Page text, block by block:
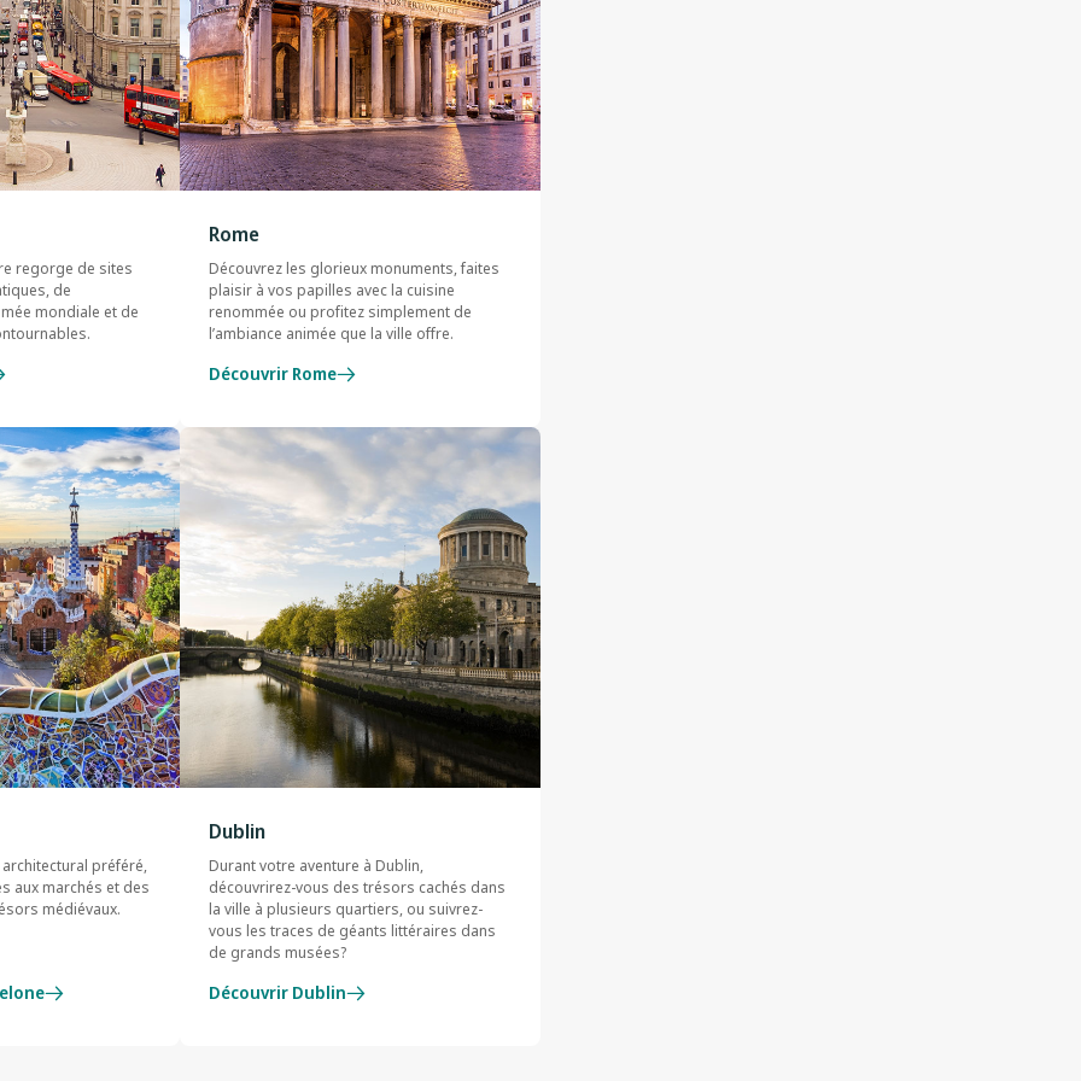
regorge de sites
de
mondiale et de
Rome
Découvrez les glorieux monuments, faites
plaisir à vos papilles avec la cuisine
renommée ou profitez simplement de
l’ambiance animée que la ville offre.
Découvrir Rome
préféré,
aux marchés et des
médiévaux.
Dublin
Durant votre aventure à Dublin,
découvrirez-vous des trésors cachés dans
la ville à plusieurs quartiers, ou suivrez-
vous les traces de géants littéraires dans
de grands musées?
Découvrir Dublin